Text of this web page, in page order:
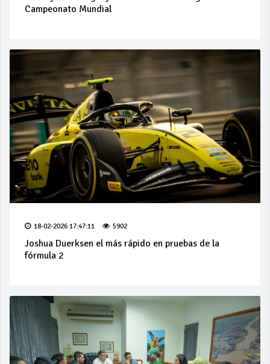
Campeonato Mundial
18-02-2026 17:47:11 5902
Joshua Duerksen el más rápido en pruebas de la
fórmula 2